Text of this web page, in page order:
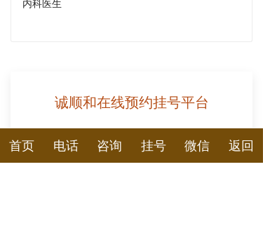
内科医生
诚顺和在线预约挂号平台
首页 电话 咨询 挂号 微信 返回